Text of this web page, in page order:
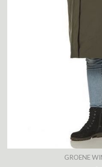
GROENE